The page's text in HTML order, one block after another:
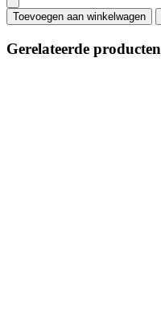
Toevoegen aan winkelwagen
Gerelateerde producten